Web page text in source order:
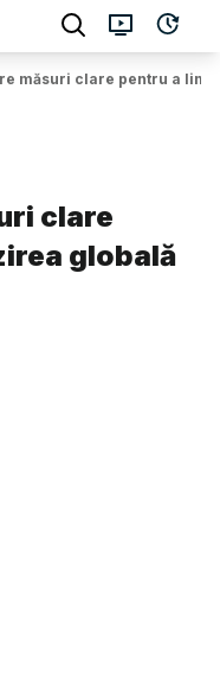
măsuri clare pentru a
clare
globală